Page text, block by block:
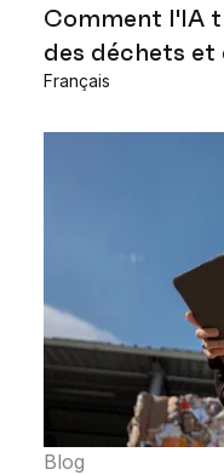
Comment l'IA
des déchets
Français
Blog